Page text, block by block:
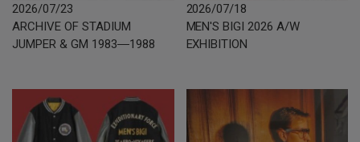
2026/07/23
ARCHIVE OF STADIUM
JUMPER & GM 1983―1988
2026/07/18
MEN'S BIGI 2026 A/W
EXHIBITION